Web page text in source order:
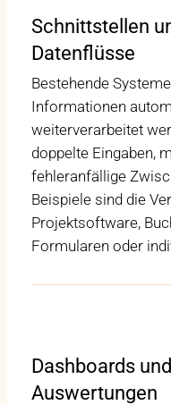
Schnittstellen
Datenflüsse
Bestehende
Informationen
weiterverarbeitet
doppelte Eingaben,
fehleranfällige
Beispiele sind die
Projektsoftware,
Formularen oder
Dashboards
Auswertungen